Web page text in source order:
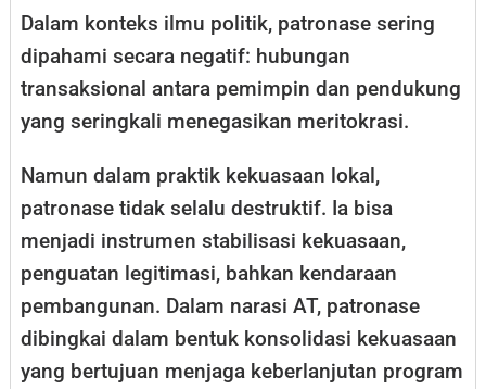
Dalam konteks ilmu politik, patronase sering
dipahami secara negatif: hubungan
transaksional antara pemimpin dan pendukung
yang seringkali menegasikan meritokrasi.
Namun dalam praktik kekuasaan lokal,
patronase tidak selalu destruktif. Ia bisa
menjadi instrumen stabilisasi kekuasaan,
penguatan legitimasi, bahkan kendaraan
pembangunan. Dalam narasi AT, patronase
dibingkai dalam bentuk konsolidasi kekuasaan
yang bertujuan menjaga keberlanjutan program